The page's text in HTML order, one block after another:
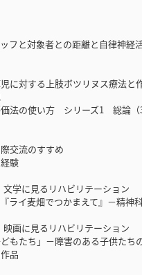
フと対象者との距離と自律神経
に対する上肢ボツリヌス療法と
法の使い方 シリーズ1 総論（3
交流のすすめ
験
学に見るリハビリテーション
ライ麦畑でつかまえて』－精神
画に見るリハビリテーション
どもたち」－障害のある子供たち
品